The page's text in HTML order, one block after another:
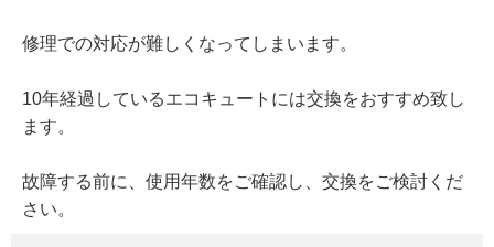
修理での対応が難しくなってしまいます。
10年経過しているエコキュートには交換をおすすめ致し
ます。
故障する前に、使用年数をご確認し、交換をご検討くだ
さい。